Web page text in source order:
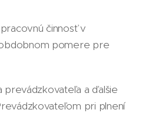
činnosť v
pomere pre
prevádzkovateľa a ďalšie
pri plnení